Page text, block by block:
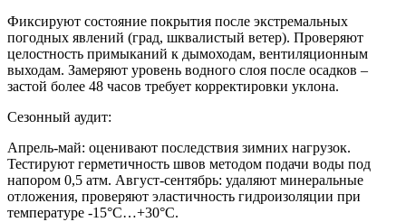
Фиксируют состояние покрытия после экстремальных
погодных явлений (град, шквалистый ветер). Проверяют
целостность примыканий к дымоходам, вентиляционным
выходам. Замеряют уровень водного слоя после осадков –
застой более 48 часов требует корректировки уклона.
Сезонный аудит:
Апрель-май: оценивают последствия зимних нагрузок.
Тестируют герметичность швов методом подачи воды под
напором 0,5 атм. Август-сентябрь: удаляют минеральные
отложения, проверяют эластичность гидроизоляции при
температуре -15°C…+30°C.